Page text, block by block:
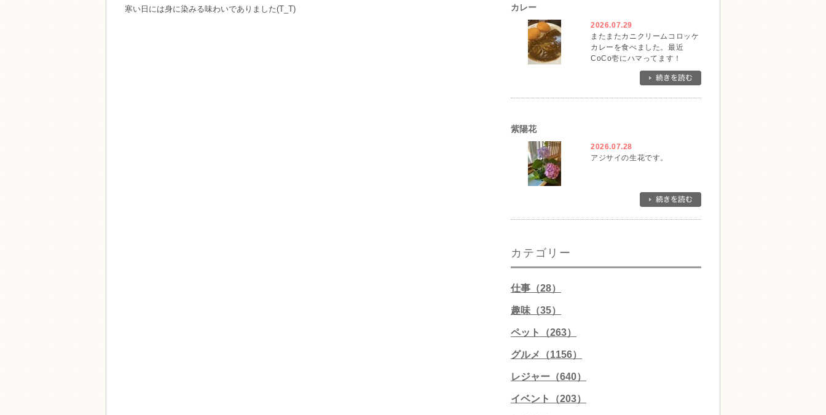
寒い日には身に染みる味わいでありました(T_T)
カレー
2026.07.29
またまたカニクリームコロッケ
カレーを食べました。最近
CoCo壱にハマってます！
紫陽花
2026.07.28
アジサイの生花です。
カテゴリー
仕事（28）
趣味（35）
ペット（263）
グルメ（1156）
レジャー（640）
イベント（203）